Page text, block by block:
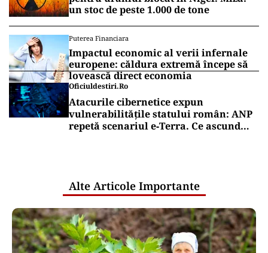
un stoc de peste 1.000 de tone
Puterea Financiara
Impactul economic al verii infernale
europene: căldura extremă începe să
lovească direct economia
Oficiuldestiri.ro
Atacurile cibernetice expun
vulnerabilitățile statului român: ANP
repetă scenariul e‑Terra. Ce ascund
Alte Articole Importante